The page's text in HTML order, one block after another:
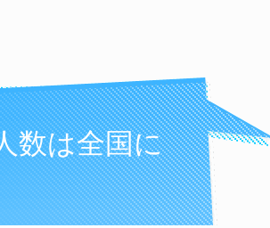
数は全国に